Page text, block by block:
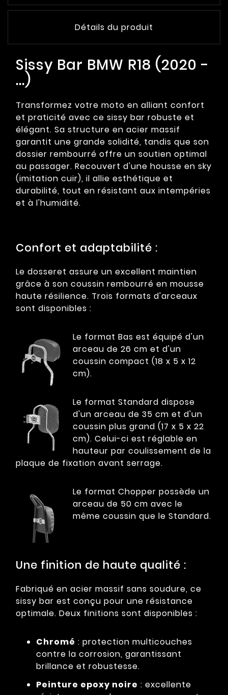
Détails du produit
Sissy Bar BMW R18 (2020 -
…)
Transformez votre moto en alliant confort
et praticité avec ce sissy bar robuste et
élégant. Sa structure en acier massif
garantit une grande solidité, tandis que son
dossier rembourré offre un soutien optimal
au passager. Recouvert d'une housse en sky
(imitation cuir), il allie esthétique et
durabilité, tout en résistant aux intempéries
et à l'humidité.
Confort et adaptabilité :
Le dosseret assure un excellent maintien
grâce à son coussin rembourré en mousse
haute résilience. Trois formats d'arceaux
sont disponibles :
Le format Bas est équipé d'un
arceau de 26 cm et d'un
coussin compact (18 x 5 x 12
cm).
Le format Standard dispose
d'un arceau de 35 cm et d'un
coussin plus grand (17 x 5 x 22
cm). Celui-ci est réglable en
hauteur par coulissement de la
plaque de fixation avant serrage.
Le format Chopper possède un
arceau de 50 cm avec le
même coussin que le Standard.
Une finition de haute qualité :
Fabriqué en acier massif sans soudure, ce
sissy bar est conçu pour une résistance
optimale. Deux finitions sont disponibles :
Chromé : protection multicouches
contre la corrosion, garantissant
brillance et robustesse.
Peinture epoxy noire : excellente